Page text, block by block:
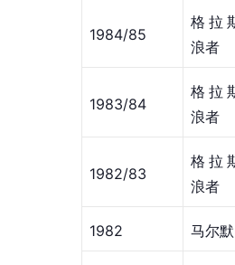
1984/85
格拉
浪者
1983/84
格拉
浪者
1982/83
格拉
浪者
1982 马尔默